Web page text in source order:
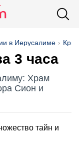
в Иерусалиме
3 часа
Храм
Сион и
тайн и